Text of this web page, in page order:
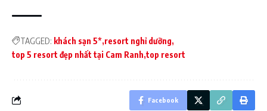
Movenpick
Cam Ranh
Nguyễn Tất
Thành Cam Hải
Hòa
TAGGED: khách sạn 5* resort nghỉ dưỡng
top 5 resort đẹp nhất tại Cam Ranh top resort
Facebook